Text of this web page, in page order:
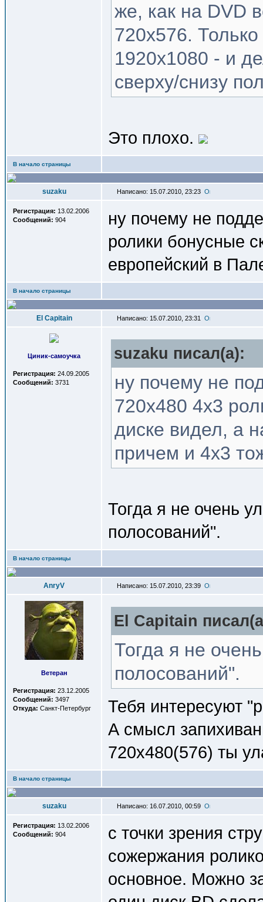
же, как на DVD
720х576.
1920х1080 - и
сверху/снизу
Это плохо.
В начало страницы
suzaku Написано: 15.07.2010, 23:23
Регистрация: 13.02.2006
Сообщений: 904
ну почему не
ролики бонусные
европейский в
В начало страницы
El Capitain Написано: 15.07.2010, 23:31
Циник-самоучка
Регистрация: 24.09.2005
Сообщений: 3731
suzaku писал(a):
ну почему не
720x480 4x3
диске видел, а
причем и 4x3
Тогда я не очень
полосований".
В начало страницы
AnryV Написано: 15.07.2010, 23:39
Ветеран
Регистрация: 23.12.2005
Сообщений: 3497
Откуда: Санкт-Петербург
El Capitain
Тогда я не
полосований".
Тебя интересуют
А смысл
720х480(576) ты
В начало страницы
suzaku Написано: 16.07.2010, 00:59
Регистрация: 13.02.2006
Сообщений: 904
с точки зрения
сожержания
основное. Можно